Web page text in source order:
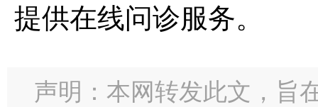
提供在线问诊服务。
声明：本网转发此文，旨